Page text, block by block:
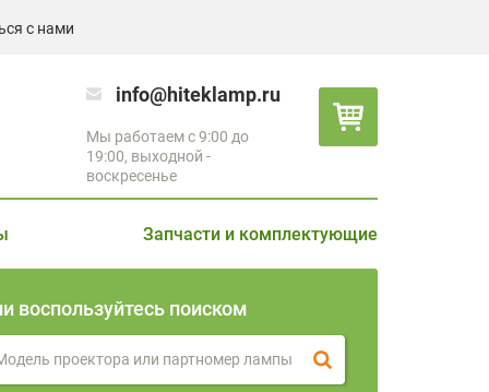
с нами
info@hiteklamp.ru
Мы работаем с 9:00 до
19:00, выходной -
воскресенье
Запчасти и комплектующие
воспользуйтесь поиском